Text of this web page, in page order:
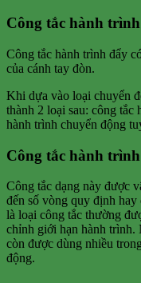
Công tắc hành
Công tắc hành trình đẩy
của cánh tay đòn.
Khi dựa vào loại chuyển
thành 2 loại sau: công tắc
hành trình chuyển động
Công tắc hành
Công tắc dạng này được
đến số vòng quy định
là loại công tắc thường
chỉnh giới hạn hành trình.
còn được dùng nhiều
động.